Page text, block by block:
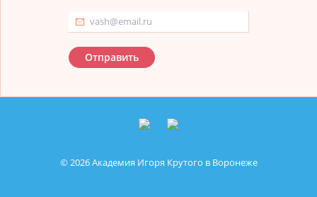
Отправить
© 2026 Академия Игоря Крутого в Воронеже